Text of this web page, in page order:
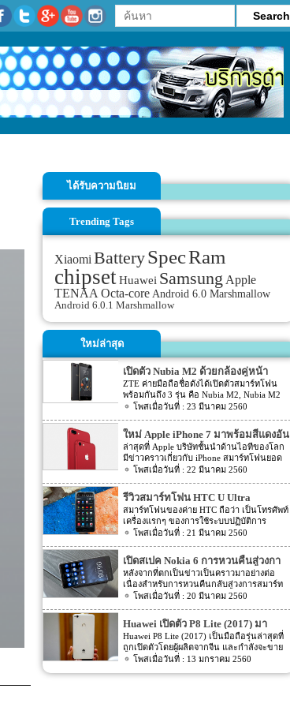
ได้รับความนิยม
Trending Tags
Xiaomi BatterySpecRam
chipsetHuawei Samsung Apple
TENAAOcta-core Android 6.0 Marshmallow
Android 6.0.1 Marshmallow
ใหม่ล่าสุด
เปิดตัว Nubia M2 ด้วยกล้องคู่หน้า
ZTE ค่ายมือถือชื่อดังได้เปิดตัวสมาร์ทโฟน
พร้อมกันถึง 3 รุ่น คือ Nubia M2, Nubia M2
Lite และ Nubia N2 ซึ่งแต่ละรุ่นก็มีความน่า
นี้เราจะมารีวิวให้ท่านได้รู้จักกับ Nubia M2
ที่มีจุดขายตรงกล้องหน้าที่มาเป็นคู่ นอกจาก
กล้องหน้าที่มาเป็นคู่แล้วยังมีส่วนอื่นๆ ที่น่า
สนใจอีก Nubia M2 ใช้กล้องหน้าแบบคู่ที่มี
ความละเอียดสูงถึง 13MP มีรูรับแสง f 2.2
กล้องหน้าสำหรับการเซลฟี่มีความละเอียด
16MP พร้อมกับรูรับแสง f/2.0 กล้องหน้า
สามารถจับภาพได้กว้างถึง 80 องศา นั้นจะ
ทำให้การถ่ายรูปเซลฟี่ได้กว้างมากยิ่งขึ้น
หน้าจอเป็นแบบ AMOLED มีความละเอียดสูง
ถึง 1080p ขนาด 5.5 นิ้ว ระบบประมวลผล
การทำงานจะเป็นชิปเซ็ต Snapdragon 625
เป็นชิปประมวลผลของ Qualcomm ใช้ RAM
4GB หน่วยความจำมีให้เลือกอยู่ 2 ขนาด คือ
[…]
23 มีนาคม 2560
ใหม่ Apple iPhone 7 มาพร้อมสีแดงอัน
ร้อนแรง
ล่าสุดที่ Apple บริษัทชั้นนำด้านไอทีของโลก
มีข่าวคราวเกี่ยวกับ iPhone สมาร์ทโฟนยอด
ฮิตในประเทศไทยและทั่วโลก และในช่วงที่
อาจจะพลาดโอกาสได้สัมผัสเทคโนโลยีอัน
ทันสมัยในคราวนั้น แต่ก็ถือว่า เป็นความโชค
ดีที่คุณกำลังจะได้สัมผัสกับ iPhone 7 ที่มา
พร้อมการออกแบบสีของบอดี้ด้วยสีแดงอัน
ร้อนแรง เร้าใจแบบสุดๆ ทำให้สาวกของ
Apple กระเป๋าสั่นกันเลยทีเดียว การออกแบบ
iPhone 7 สีแดง ได้แรงบันดาลใจมาจากการ
กุศลของ iGadget ซึ่งปกติแล้ว การปรับแต่ง
Apple จะให้บริษัทข้างนอกช่วยในการปรับ
แต่งให้ แต่บอดี้นี้สีนี้ Apple ลงแรงปรับแต่งเอง
สีแดงอันร้อนแรง Apple จะจับความร้อนแรง
ลงไปใน iPhone 7 และ iPhone 7 Plus ทาง
บริษัท Apple ได้กำหนดวันจำหน่ายในวันศุกร์
ที่ 24 มีนาคม 2560 ที่จะถึงนี้ เวลาในการเปิด
ขายเป็นเวลาช่วงเช้าประมาณ 8.01 น. (เป็น
เวลาในฝั่งประเทศแถบแปซิฟิก) การเปิดตัว
22 มีนาคม 2560
รีวิวสมาร์ทโฟน HTC U Ultra
สมาร์ทโฟนของค่าย HTC ถือว่า เป็นโทรศัพท์
เครื่องแรกๆ ของการใช้ระบบปฏิบัติการ
Android หลายคนน่าจะจำได้ ในช่วงนั้นมี
Bird ที่ฮิตกันทั่วบ้านทั่วเมือง สมาร์ทโฟนหนึ่ง
ในที่สามารถเล่นเกมส์ Angry Bird นี้ได้ ก็คือ
สมาร์ทโฟนจากค่าย HTC หลังจากนั้น HTC
ก็ได้มีการพัฒนาสมาร์ทโฟนขึ้นมาอีก
มากมาย ล่าสุดได้เตรียมปล่อยรุ่นใหม่ อย่าง
HTC U Ultra HTC U Ultra มาพร้อมกับหน้า
จอ Super LCD5 มีขนาด 5.7 นิ้ว หน้าจอเป็น
แบบ Gorilla Glass 5 ซึ่งเป็นหน้าจอใหม่ที่
สามารถป้องกันรอยขีดข่วนได้ ความละเอียด
ของภาพสูงถึง 1,040 X 2,560 พิกเซล
(513ppi) ใช้ชิปประมวลผล Snapdragon 820
ที่มีความเร็วให้เลือกถึง 2 แบบ คือ 2.15GHz
21 มีนาคม 2560
เปิดสเปค Nokia 6 การหวนคืนสู่วงกา
รสมาร์ทโฟน
หลังจากที่ตกเป็นข่าวเป็นคราวมาอย่างต่อ
เนื่องสำหรับการหวนคืนกลับสู่วงการสมาร์ท
โฟน อย่างสมาร์ทโฟนในแบรนด์ Nokia ครั้ง
เอาสมาร์ทโฟนรุ่นนี้ไปทดสอบในห้องปฏิบัติ
การ Nokia 6 เปิดตัวรุ่นแรกภายใต้ชื่อรุ่น TA-
1000 ซึ่งจะมีความน่าสนใจทั้งในเรื่องของ
ซอฟต์แวร์และวัสดุอุปกรณ์ที่นำมาผลิตต่างๆ
Nokia 6 ไม่ได้เป็นสมาร์ทโฟนระดับสูง แต่จะ
เป็นสมาร์ทโฟนราคากลางๆ ที่เตรียมตัวจะมา
20 มีนาคม 2560
Huawei เปิดตัว P8 Lite (2017) มา
พร้อมหน้าจอ 1080p ชิพเซ็ท Kirin
655
Huawei P8 Lite (2017) เป็นมือถือรุ่นล่าสุดที่
ถูกเปิดตัวโดยผู้ผลิตจากจีน และกำลังจะขาย
ในตลาดยุโรปบางประเทศในเร็วๆ นี้ แต่การ
13 มกราคม 2560